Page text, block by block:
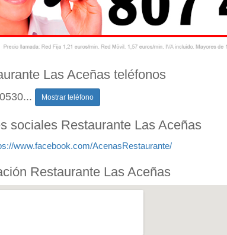
Las Aceñas teléfonos
... Mostrar teléfono
sociales Restaurante Las Aceñas
www.facebook.com/AcenasRestaurante/
Restaurante Las Aceñas